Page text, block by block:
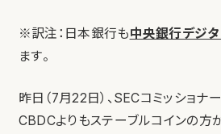
※訳注：日本銀行も中央銀行デジ
ます。
昨日（7月22日）、SECコミッショ
CBDCよりもステーブルコインの方